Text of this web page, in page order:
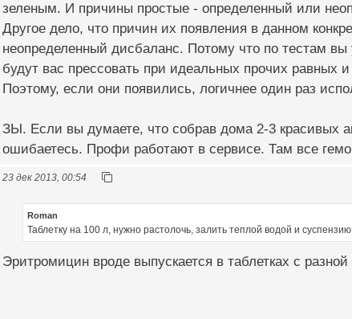
зеленым. И причины простые - определенный или
Другое дело, что причин их появления в данном
неопределенный дисбаланс. Потому что по тестам
будут вас прессовать при идеальных прочих
Поэтому, если они появились, логичнее один раз
ЗЫ. Если вы думаете, что собрав дома 2-3 красивых
ошибаетесь. Профи работают в сервисе. Там все
23 дек 2013, 00:54
Roman
Таблетку на 100 л, нужно растолочь, залить теплой водой и
Эритромицин вроде выпускается в таблетках с